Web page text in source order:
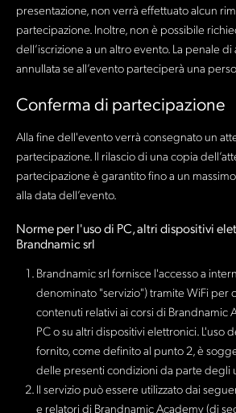
presentazione, non verrà effettuato alcun
partecipazione. Inoltre, non è possibile
dell’iscrizione a un altro evento. La penale
annullata se all’evento parteciperà una
Conferma di partecipazione
Alla fine dell'evento verrà consegnato un
partecipazione. Il rilascio di una copia
partecipazione è garantito fino a un
alla data dell’evento.
Norme per l'uso di PC, altri dispositivi
Brandnamic srl
Brandnamic srl fornisce l'accesso a
denominato "servizio") tramite WiFi per
contenuti relativi ai corsi di Brandnamic
PC o su altri dispositivi elettronici. L'uso
fornito, come definito al punto 2, è
delle presenti condizioni da parte degli
Il servizio può essere utilizzato dai
e relatori di Brandnamic Academy (di